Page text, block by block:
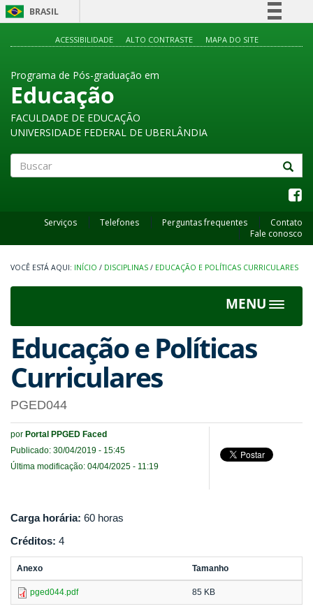
BRASIL
Canais
ACESSIBILIDADE ALTO CONTRASTE MAPA DO SITE
Programa de Pós-graduação em
Educação
FACULDADE DE EDUCAÇÃO
UNIVERSIDADE FEDERAL DE UBERLÂNDIA
Serviços Telefones Perguntas frequentes
Contato
Fale conosco
INÍCIO / DISCIPLINAS / EDUCAÇÃO E POLÍTICAS CURRICULARES
MENU
Toggle
Educação e Políticas
Curriculares
PGED044
por Portal PPGED Faced
Publicado: 30/04/2019 - 15:45
Última modificação: 04/04/2025 - 11:19
Carga horária: 60 horas
Créditos: 4
Anexo Tamanho
pged044.pdf 85 KB